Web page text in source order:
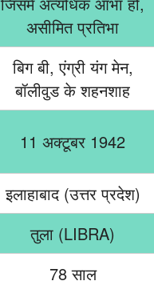
असीमित प्रतिभा
बिग बी, एंग्री यंग मेन,
बॉलीवुड के शहनशाह
11 अक्टूबर 1942
इलाहाबाद (उत्तर प्रदेश)
तुला (LIBRA)
78 साल